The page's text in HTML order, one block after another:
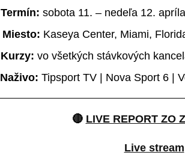
Termín: sobota 11. – nedeľa 12.
Miesto: Kaseya Center, Miami,
Kurzy: vo všetkých stávkových
Naživo: Tipsport TV | Nova Sport 6 |
🔴 LIVE REPORT ZO
Live stream